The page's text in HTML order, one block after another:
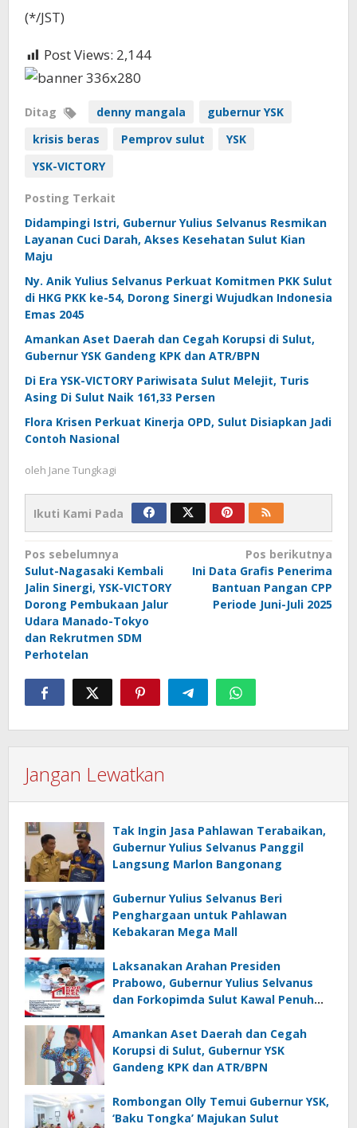
(*/JST)
Post Views: 2,144
Ditag denny mangala
gubernur YSK
krisis beras
Pemprov sulut
YSK
YSK-VICTORY
Posting Terkait
Didampingi Istri, Gubernur Yulius Selvanus Resmikan
Layanan Cuci Darah, Akses Kesehatan Sulut Kian
Maju
Ny. Anik Yulius Selvanus Perkuat Komitmen PKK Sulut
di HKG PKK ke-54, Dorong Sinergi Wujudkan Indonesia
Emas 2045
Amankan Aset Daerah dan Cegah Korupsi di Sulut,
Gubernur YSK Gandeng KPK dan ATR/BPN
Di Era YSK-VICTORY Pariwisata Sulut Melejit, Turis
Asing Di Sulut Naik 161,33 Persen
Flora Krisen Perkuat Kinerja OPD, Sulut Disiapkan Jadi
Contoh Nasional
oleh Jane Tungkagi
Ikuti Kami Pada
Navigasi
pos
Pos sebelumnya
Sulut-Nagasaki Kembali
Jalin Sinergi, YSK-VICTORY
Dorong Pembukaan Jalur
Udara Manado-Tokyo
dan Rekrutmen SDM
Perhotelan
Pos berikutnya
Ini Data Grafis Penerima
Bantuan Pangan CPP
Periode Juni-Juli 2025
Jangan Lewatkan
Tak Ingin Jasa Pahlawan Terabaikan,
Gubernur Yulius Selvanus Panggil
Langsung Marlon Bangonang
Gubernur Yulius Selvanus Beri
Penghargaan untuk Pahlawan
Kebakaran Mega Mall
Laksanakan Arahan Presiden
Prabowo, Gubernur Yulius Selvanus
dan Forkopimda Sulut Kawal Penuh
Amankan Aset Daerah dan Cegah
Korupsi di Sulut, Gubernur YSK
Gandeng KPK dan ATR/BPN
Rombongan Olly Temui Gubernur YSK,
‘Baku Tongka’ Majukan Sulut